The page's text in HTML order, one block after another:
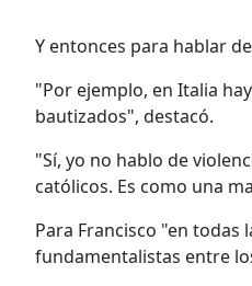
Y entonces para hablar
"Por ejemplo, en Italia
bautizados", destacó.
"Sí, yo no hablo de
católicos. Es como una
Para Francisco "en
fundamentalistas entre